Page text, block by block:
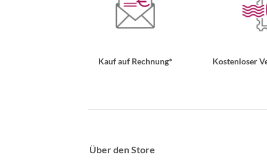
Kauf auf Rechnung*
Kostenloser
Über den Store